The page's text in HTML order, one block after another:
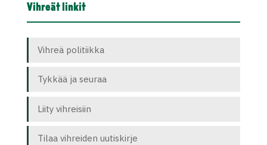
Vihreät linkit
Vihreä politiikka
Tykkää ja seuraa
Liity vihreisiin
Tilaa vihreiden uutiskirje